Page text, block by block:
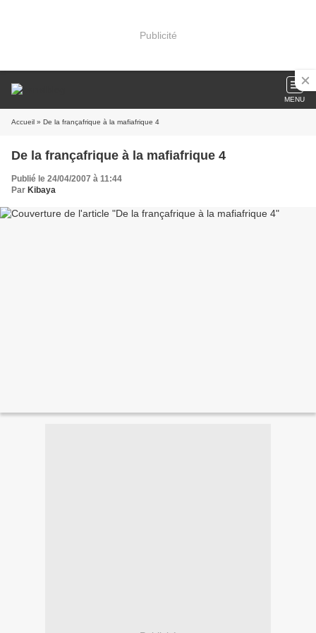
Publicité
MENU
Accueil » De la françafrique à la mafiafrique 4
De la françafrique à la mafiafrique 4
Publié le 24/04/2007 à 11:44
Par Kibaya